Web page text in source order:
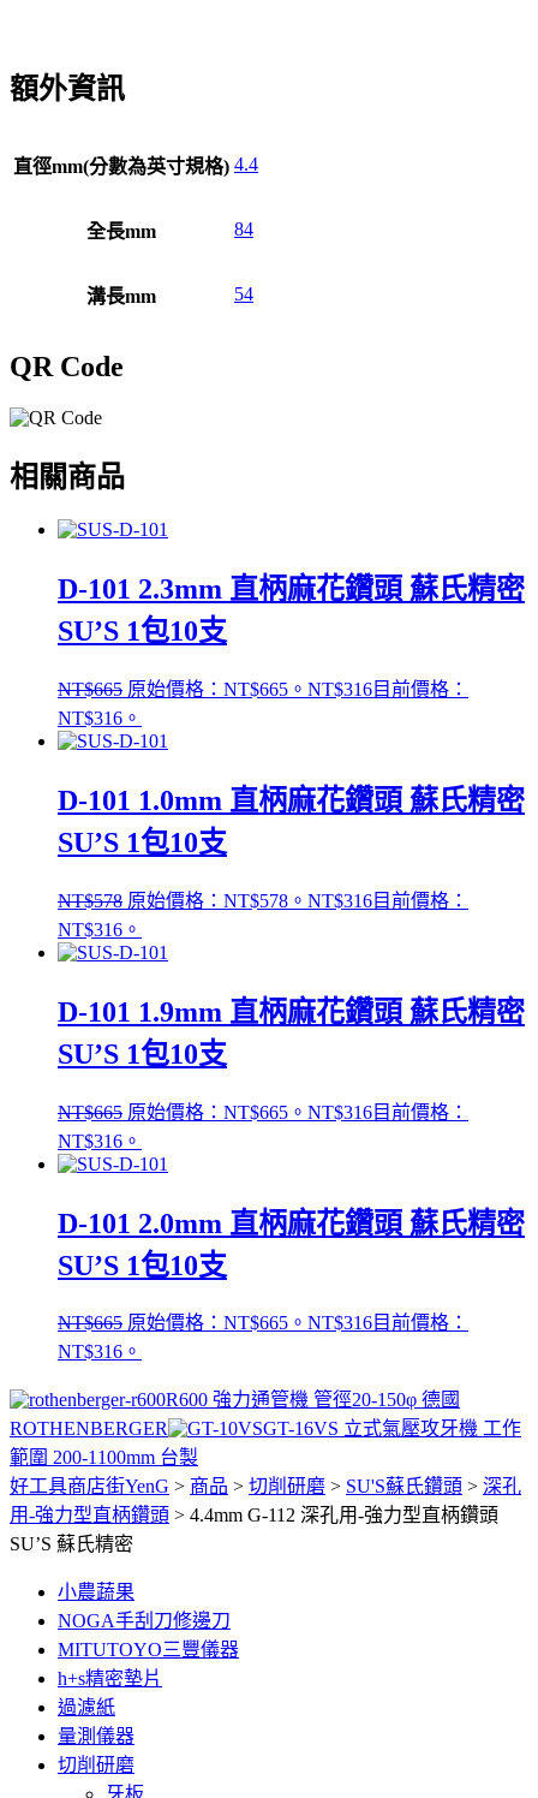
額外資訊
直徑mm(分數為英寸規格) 4.4
全長mm 84
溝長mm 54
QR Code
相關商品
D-101 2.3mm 直柄麻花鑽頭 蘇氏精密
SU’S 1包10支
NT$665 原始價格：NT$665。 NT$316目前價格：
NT$316。
D-101 1.0mm 直柄麻花鑽頭 蘇氏精密
SU’S 1包10支
NT$578 原始價格：NT$578。 NT$316目前價格：
NT$316。
D-101 1.9mm 直柄麻花鑽頭 蘇氏精密
SU’S 1包10支
NT$665 原始價格：NT$665。 NT$316目前價格：
NT$316。
D-101 2.0mm 直柄麻花鑽頭 蘇氏精密
SU’S 1包10支
NT$665 原始價格：NT$665。 NT$316目前價格：
NT$316。
R600 強力通管機 管徑20-150φ 德國
ROTHENBERGER
GT-16VS 立式氣壓攻牙機 工作
範圍 200-1100mm 台製
好工具商店街YenG > 商品 > 切削研磨 > SU'S蘇氏鑽頭 > 深孔
用-強力型直柄鑽頭 > 4.4mm G-112 深孔用-強力型直柄鑽頭
SU’S 蘇氏精密
小農蔬果
NOGA手刮刀修邊刀
MITUTOYO三豐儀器
h+s精密墊片
過濾紙
量測儀器
切削研磨